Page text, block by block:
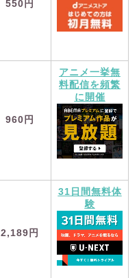
550円
960円
アニメ一挙無
料配信を頻繁
に開催
2,189円
31日間無料体
験